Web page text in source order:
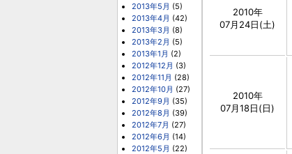
2013年5月 (5)
2013年4月 (42)
2013年3月 (8)
2013年2月 (5)
2013年1月 (2)
2012年12月 (3)
2012年11月 (28)
2012年10月 (27)
2012年9月 (35)
2012年8月 (39)
2012年7月 (27)
2012年6月 (14)
2012年5月 (22)
2010年
07月24日(土)
2010年
07月18日(日)